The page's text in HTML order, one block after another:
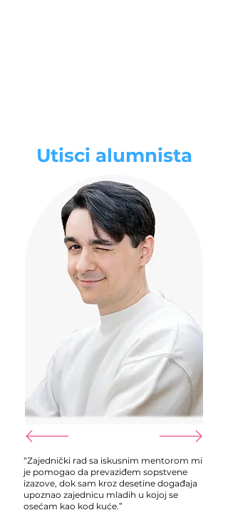
Utisci alumnista
“Zajednički rad sa iskusnim mentorom mi
je pomogao da prevaziđem sopstvene
izazove, dok sam kroz desetine događaja
upoznao zajednicu mladih u kojoj se
osećam kao kod kuće.”